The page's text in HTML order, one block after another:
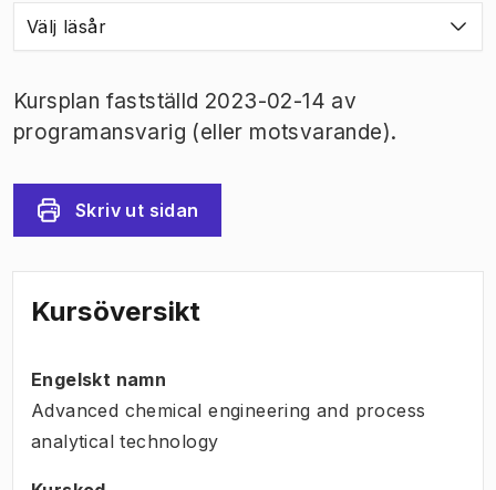
Välj läsår
Kursplan fastställd 2023-02-14 av
programansvarig (eller motsvarande).
Skriv ut sidan
Kursöversikt
Engelskt namn
Advanced chemical engineering and process
analytical technology